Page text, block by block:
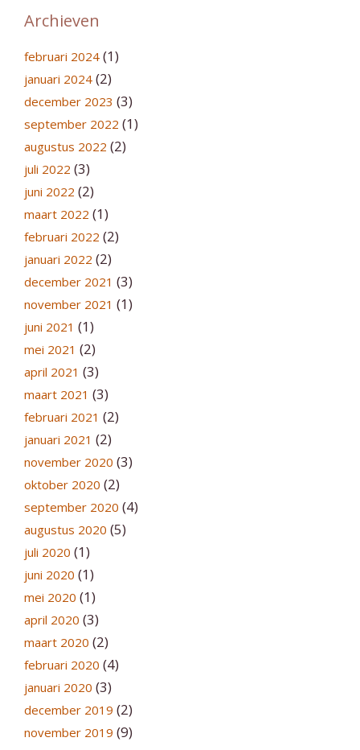
Archieven
februari 2024 (1)
januari 2024 (2)
december 2023 (3)
september 2022 (1)
augustus 2022 (2)
juli 2022 (3)
juni 2022 (2)
maart 2022 (1)
februari 2022 (2)
januari 2022 (2)
december 2021 (3)
november 2021 (1)
juni 2021 (1)
mei 2021 (2)
april 2021 (3)
maart 2021 (3)
februari 2021 (2)
januari 2021 (2)
november 2020 (3)
oktober 2020 (2)
september 2020 (4)
augustus 2020 (5)
juli 2020 (1)
juni 2020 (1)
mei 2020 (1)
april 2020 (3)
maart 2020 (2)
februari 2020 (4)
januari 2020 (3)
december 2019 (2)
november 2019 (9)